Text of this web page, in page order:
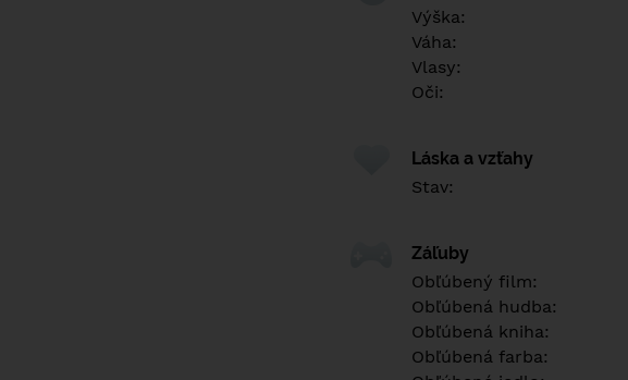
Výška:
Váha:
Vlasy:
Oči:
Láska a vzťahy
Stav:
Záľuby
Obľúbený film:
Obľúbená hudba:
Obľúbená kniha:
Obľúbená farba: